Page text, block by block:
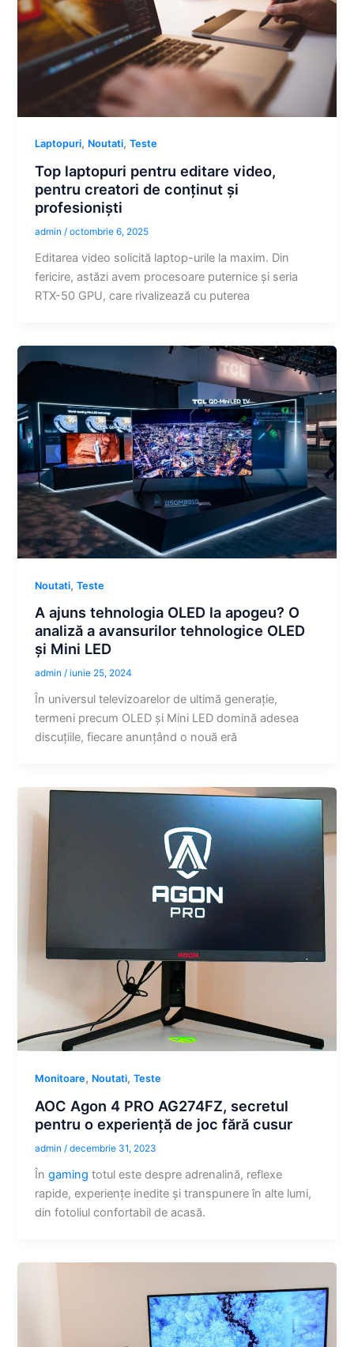
Laptopuri, Noutati,Teste
Top laptopuri pentru editare video,
pentru creatori de conținut și
profesioniști
admin/octombrie 6, 2025
Editarea video solicită laptop-urile la maxim. Din
fericire, astăzi avem procesoare puternice și seria
RTX-50 GPU, care rivalizează cu puterea
Noutati,Teste
A ajuns tehnologia OLED la apogeu? O
analiză a avansurilor tehnologice OLED
și Mini LED
admin/iunie 25, 2024
În universul televizoarelor de ultimă generație,
termeni precum OLED și Mini LED domină adesea
discuțiile, fiecare anunțând o nouă eră
Monitoare, Noutati,Teste
AOC Agon 4 PRO AG274FZ, secretul
pentru o experiență de joc fără cusur
admin/decembrie 31, 2023
Îngaming totul este despre adrenalină, reflexe
rapide, experiențe inedite și transpunere în alte lumi,
din fotoliul confortabil de acasă.